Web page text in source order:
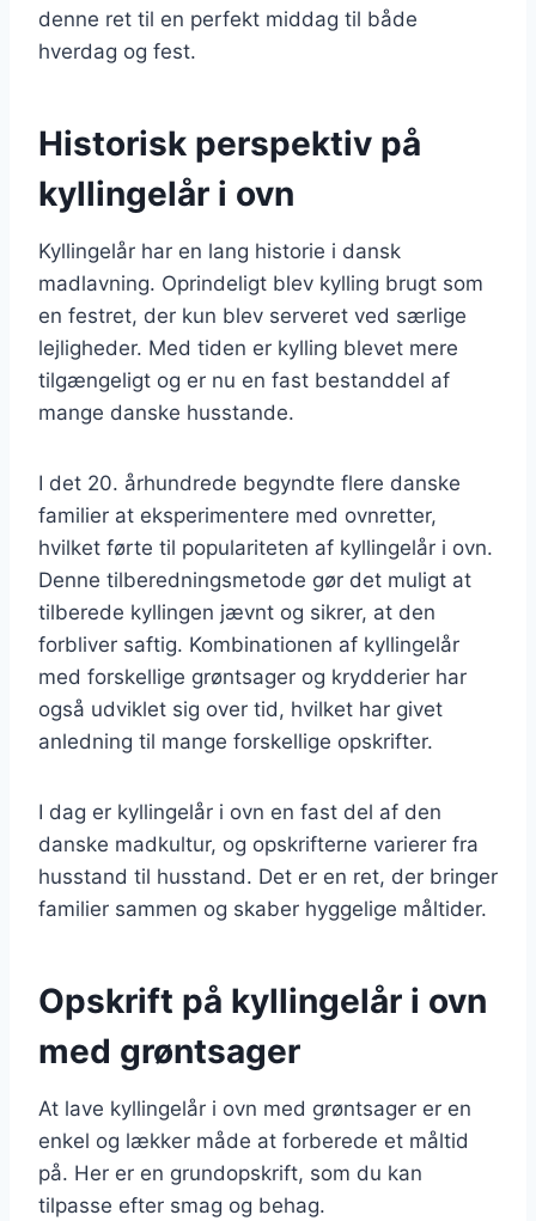
denne ret til en perfekt middag til både
hverdag og fest.
Historisk perspektiv på
kyllingelår i ovn
Kyllingelår har en lang historie i dansk
madlavning. Oprindeligt blev kylling brugt som
en festret, der kun blev serveret ved særlige
lejligheder. Med tiden er kylling blevet mere
tilgængeligt og er nu en fast bestanddel af
mange danske husstande.
I det 20. århundrede begyndte flere danske
familier at eksperimentere med ovnretter,
hvilket førte til populariteten af kyllingelår i ovn.
Denne tilberedningsmetode gør det muligt at
tilberede kyllingen jævnt og sikrer, at den
forbliver saftig. Kombinationen af kyllingelår
med forskellige grøntsager og krydderier har
også udviklet sig over tid, hvilket har givet
anledning til mange forskellige opskrifter.
I dag er kyllingelår i ovn en fast del af den
danske madkultur, og opskrifterne varierer fra
husstand til husstand. Det er en ret, der bringer
familier sammen og skaber hyggelige måltider.
Opskrift på kyllingelår i ovn
med grøntsager
At lave kyllingelår i ovn med grøntsager er en
enkel og lækker måde at forberede et måltid
på. Her er en grundopskrift, som du kan
tilpasse efter smag og behag.